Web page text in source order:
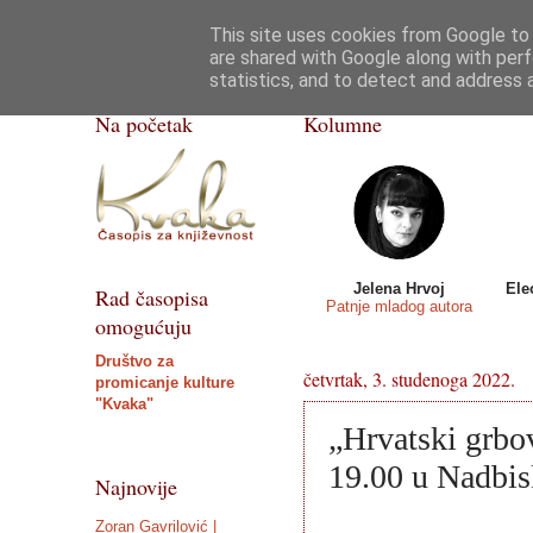
Poezija Priče, crtice
ISSN 2459-5632
Kolumne
Jelena Hrvoj
Patnje mladog autora
četvrtak, 3. studenoga 2022.
„Hrvatski
19.00 u
Na početak
Rad časopisa
omogućuju
Društvo za
promicanje kulture
"Kvaka"
Najnovije
Zoran Gavrilović |
This site uses cookies from Google
are shared with Google along with
statistics, and to detect and address